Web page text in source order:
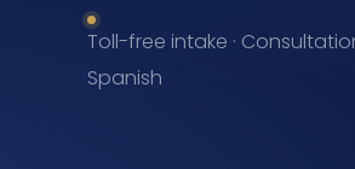
Toll-free intake ·
Spanish